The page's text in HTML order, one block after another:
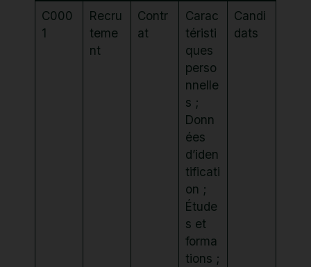
C000
1
Recru
teme
nt
Contr
at
Carac
téristi
ques
perso
nnelle
s ;
Donn
ées
d’iden
tificati
on ;
Étude
s et
forma
tions ;
Candi
dats